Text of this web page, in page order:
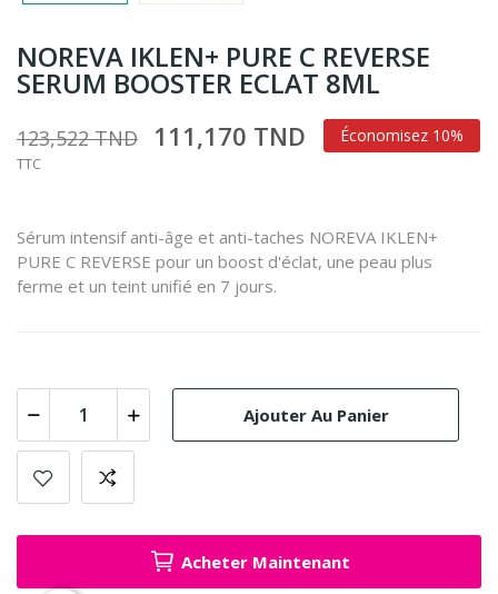
NOREVA IKLEN+ PURE C REVERSE
SERUM BOOSTER ECLAT 8ML
123,522 TND 111,170 TND Économisez 10%
TTC
Sérum intensif anti-âge et anti-taches NOREVA IKLEN+
PURE C REVERSE pour un boost d'éclat, une peau plus
ferme et un teint unifié en 7 jours.
Ajouter Au Panier
Acheter Maintenant